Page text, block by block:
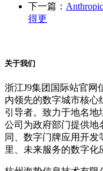
下一篇：
得更
关于我们
浙江J9集团国际站官网
内领先的数字城市核
引导者。致力于地名地
公司为政府部门提供地
同、数字门牌应用开
里、未来服务的数字化